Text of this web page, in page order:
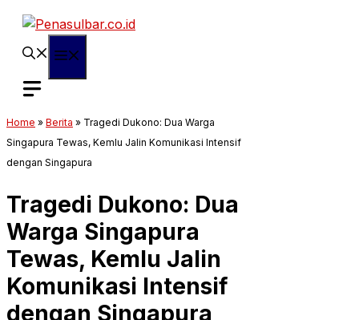
Langsung
Home » Berita » Tragedi Dukono: Dua Warga
Singapura Tewas, Kemlu Jalin Komunikasi Intensif
dengan Singapura
Tragedi Dukono: Dua
Warga Singapura
Tewas, Kemlu Jalin
Komunikasi Intensif
dengan Singapura